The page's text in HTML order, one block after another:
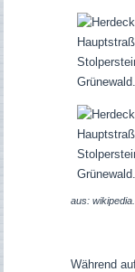
aus:
Während